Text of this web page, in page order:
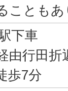
ことも
下車
由行田折
歩7分